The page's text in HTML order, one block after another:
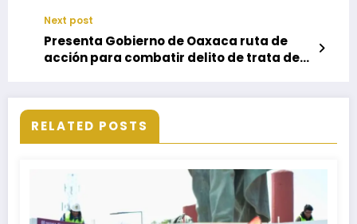
Next post
Presenta Gobierno de Oaxaca ruta de
acción para combatir delito de trata de
RELATED POSTS